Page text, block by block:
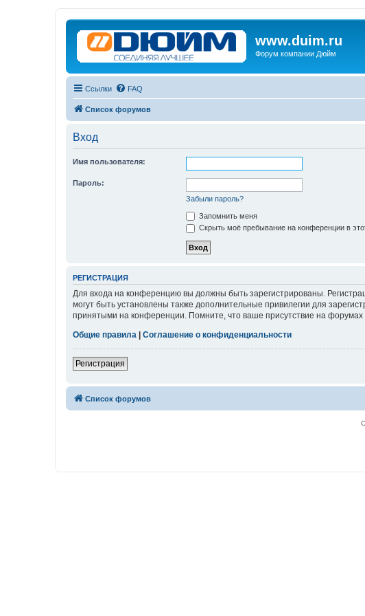
www.duim.ru
Форум компании Дюйм
Ссылки FAQ
Список форумов
Вход
Имя пользователя:
Пароль:
Забыли пароль?
Запомнить меня
Скрыть моё пребывание на конференции в
РЕГИСТРАЦИЯ
Для входа на конференцию вы должны быть зарегистрированы.
могут быть установлены также дополнительные привилегии для
принятыми на конференции. Помните, что ваше присутствие на форумах
Общие правила
Соглашение о конфиденциальности
Регистрация
Список форумов